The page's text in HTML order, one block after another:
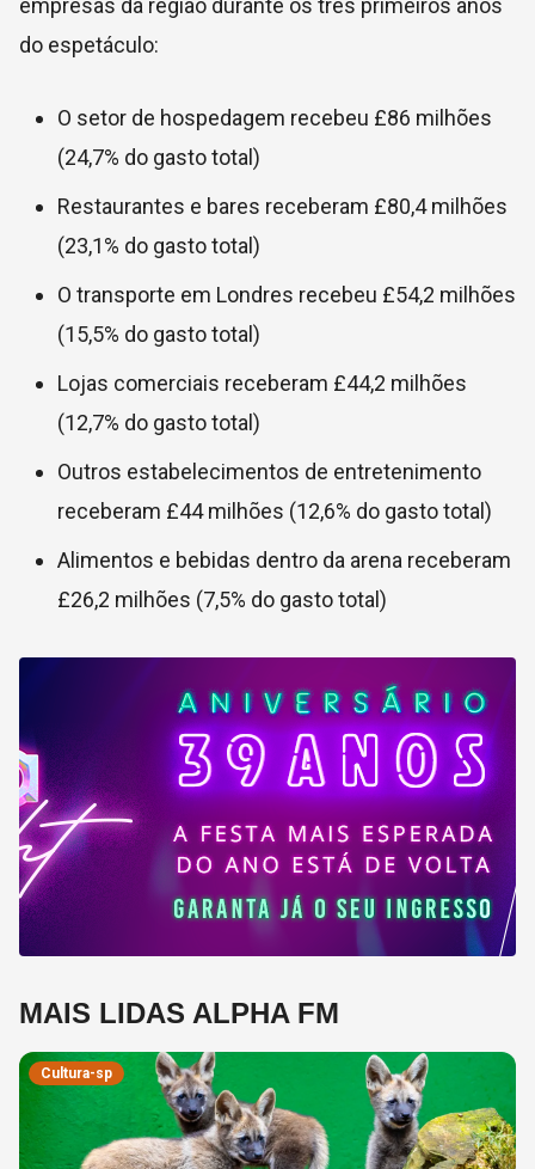
empresas da região durante os três primeiros anos
do espetáculo:
O setor de hospedagem recebeu £86 milhões
(24,7% do gasto total)
Restaurantes e bares receberam £80,4 milhões
(23,1% do gasto total)
O transporte em Londres recebeu £54,2 milhões
(15,5% do gasto total)
Lojas comerciais receberam £44,2 milhões
(12,7% do gasto total)
Outros estabelecimentos de entretenimento
receberam £44 milhões (12,6% do gasto total)
Alimentos e bebidas dentro da arena receberam
£26,2 milhões (7,5% do gasto total)
MAIS LIDAS ALPHA FM
Cultura-sp